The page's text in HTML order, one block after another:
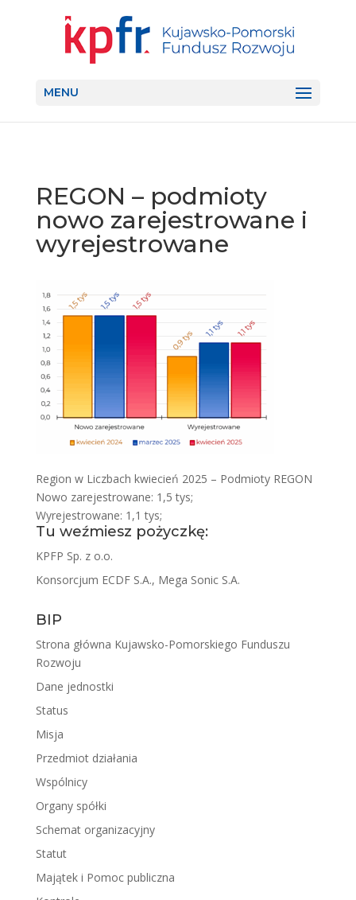
MENU
REGON – podmioty
nowo zarejestrowane i
wyrejestrowane
Region w Liczbach kwiecień 2025 – Podmioty REGON
Nowo zarejestrowane: 1,5 tys;
Wyrejestrowane: 1,1 tys;
Tu weźmiesz pożyczkę:
KPFP Sp. z o.o.
Konsorcjum ECDF S.A., Mega Sonic S.A.
BIP
Strona główna Kujawsko-Pomorskiego Funduszu
Rozwoju
Dane jednostki
Status
Misja
Przedmiot działania
Wspólnicy
Organy spółki
Schemat organizacyjny
Statut
Majątek i Pomoc publiczna